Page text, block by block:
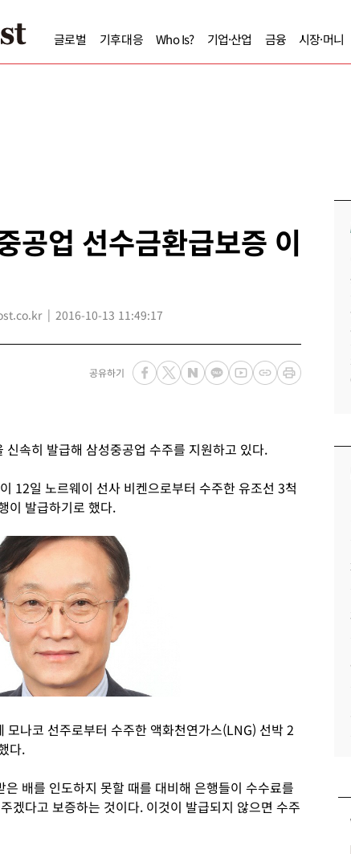
글로벌 기후대응 Who Is? 기업·산업 금융 시장·머니
공업 선수금환급보증 이
2016-10-13 11:49:17
공유하기
신속히 발급해 삼성중공업 수주를 지원하고 있다.
12일 노르웨이 선사 비켄으로부터 수주한 유조선 3척
이 발급하기로 했다.
모나코 선주로부터 수주한 액화천연가스(LNG) 선박 2
다.
배를 인도하지 못할 때를 대비해 은행들이 수수료를
겠다고 보증하는 것이다. 이것이 발급되지 않으면 수주